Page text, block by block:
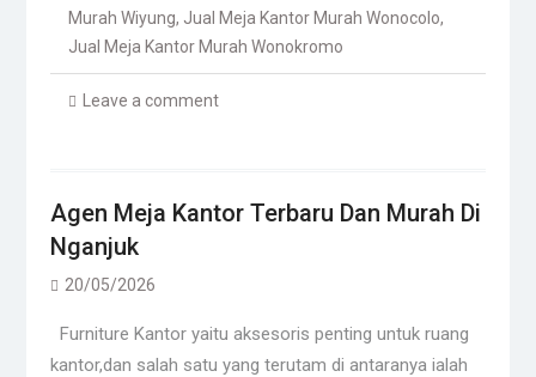
Murah Wiyung, Jual Meja Kantor Murah Wonocolo,
Jual Meja Kantor Murah Wonokromo
Leave a comment
Agen Meja Kantor Terbaru Dan Murah Di
Nganjuk
20/05/2026
Furniture Kantor yaitu aksesoris penting untuk ruang
kantor,dan salah satu yang terutam di antaranya ialah